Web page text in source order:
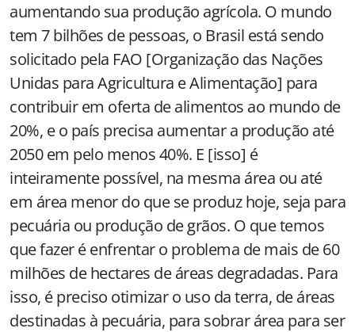
aumentando sua produção agrícola. O mundo
tem 7 bilhões de pessoas, o Brasil está sendo
solicitado pela FAO [Organização das Nações
Unidas para Agricultura e Alimentação] para
contribuir em oferta de alimentos ao mundo de
20%, e o país precisa aumentar a produção até
2050 em pelo menos 40%. E [isso] é
inteiramente possível, na mesma área ou até
em área menor do que se produz hoje, seja para
pecuária ou produção de grãos. O que temos
que fazer é enfrentar o problema de mais de 60
milhões de hectares de áreas degradadas. Para
isso, é preciso otimizar o uso da terra, de áreas
destinadas à pecuária, para sobrar área para ser